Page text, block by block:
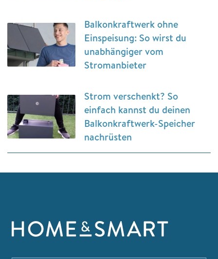
Balkonkraftwerk ohne
Einspeisung: So wirst du
unabhängiger vom
Stromanbieter
Strom verschenkt? So
einfach kannst du deinen
Balkonkraftwerk-Speicher
nachrüsten